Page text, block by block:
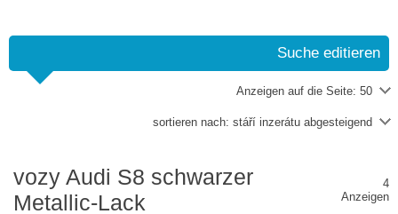
Suche editieren
Anzeigen auf die Seite: 50
sortieren nach: stáří inzerátu abgesteigend
vozy Audi S8 schwarzer
Metallic-Lack
4
Anzeigen